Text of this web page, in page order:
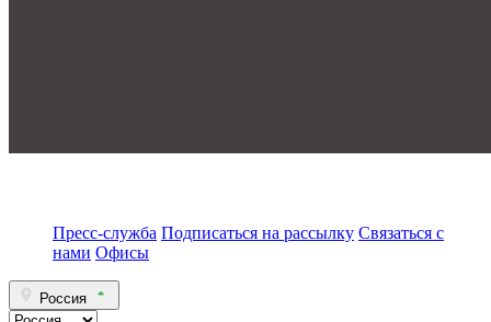
Пресс-служба Подписаться на рассылку Связаться с
нами Офисы
Россия